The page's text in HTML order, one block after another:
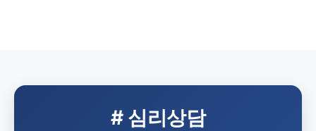
# 심리상담